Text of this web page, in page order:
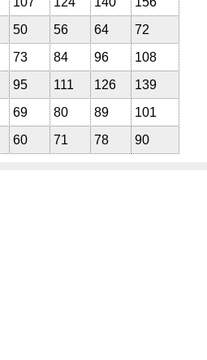
50 56 64
72
73 84 96
108
95 111 126
139
69 80 89
101
60 71 78 90